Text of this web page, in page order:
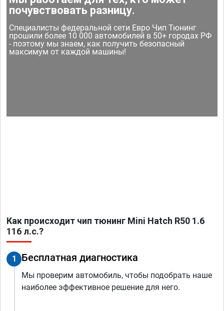
почувствовать разницу.
Специалисты федеральной сети Евро Чип Тюнинг
прошили более 10 000 автомобилей в 50+ городах РФ
- поэтому мы знаем, как получить безопасный
максимум от каждой машины!
Как происходит чип тюнинг Mini Hatch R50 1.6
116 л.с.?
1 Бесплатная диагностика
Мы проверим автомобиль, чтобы подобрать наше
наиболее эффективное решение для него.